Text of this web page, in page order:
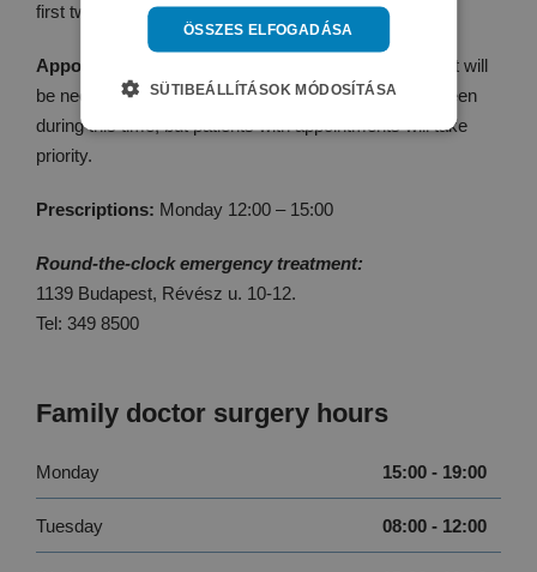
first two of the surgery hours: (first come first served)
Appointments:
For the last two hours an appointment will
be necessary. Patients with acute problems can be seen
during this time, but patients with appointments will take
priority.
Prescriptions: Monday 12:00 – 15:00
Round-the-clock emergency treatment:
1139 Budapest, Révész u. 10-12.
Tel: 349 8500
Family doctor surgery hours
Monday 15:00 - 19:00
Tuesday 08:00 - 12:00
ÖSSZES ELFOGADÁSA
SÜTIBEÁLLÍTÁSOK MÓDOSÍTÁSA